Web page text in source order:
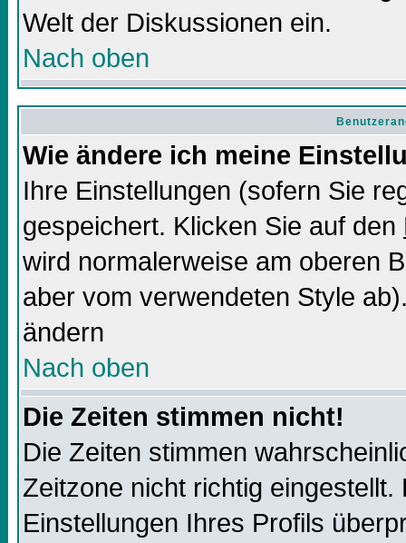
Welt der Diskussionen ein.
Nach oben
Wie ändere ich meine
Ihre Einstellungen (sofern Sie
gespeichert. Klicken Sie auf den
wird normalerweise am oberen
aber vom verwendeten Style
ändern
Nach oben
Die Zeiten stimmen nicht!
Die Zeiten stimmen
Zeitzone nicht richtig
Einstellungen Ihres Profils